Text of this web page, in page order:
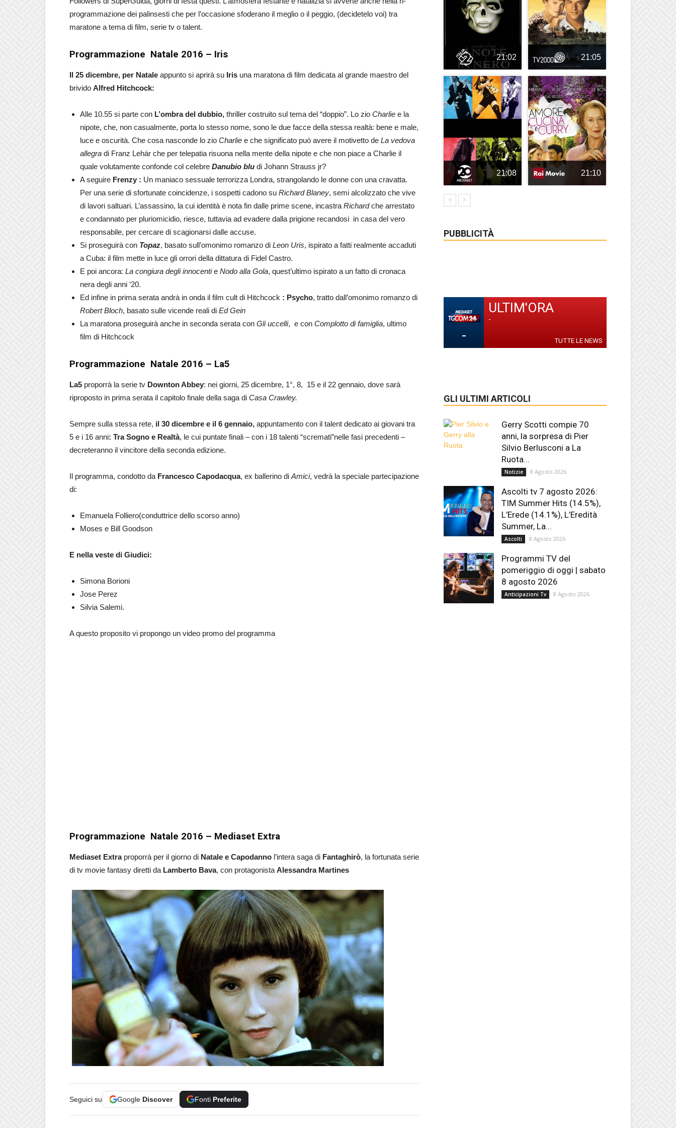
programmazione dei palinsesti che per l’occasione sfoderano il meglio o il peggio, (decidetelo voi) tra
maratone a tema di film, serie tv o talent.
Programmazione Natale 2016 – Iris
Il 25 dicembre, per Natale appunto si aprirà su Iris una maratona di film dedicata al grande maestro del
brivido Alfred Hitchcock:
Alle 10.55 si parte con L’ombra del dubbio, thriller costruito sul tema del “doppio”. Lo zio Charlie e la
nipote, che, non casualmente, porta lo stesso nome, sono le due facce della stessa realtà: bene e male,
luce e oscurità. Che cosa nasconde lo zio Charlie e che significato può avere il motivetto de La vedova
allegra di Franz Lehár che per telepatia risuona nella mente della nipote e che non piace a Charlie il
quale volutamente confonde col celebre Danubio blu di Johann Strauss jr?
A seguire Frenzy : Un maniaco sessuale terrorizza Londra, strangolando le donne con una cravatta.
Per una serie di sfortunate coincidenze, i sospetti cadono su Richard Blaney, semi alcolizzato che vive
di lavori saltuari. L’assassino, la cui identità è nota fin dalle prime scene, incastra Richardche arrestato
e condannato per pluriomicidio, riesce, tuttavia ad evadere dalla prigione recandosi in casa del vero
responsabile, per cercare di scagionarsi dalle accuse.
Si proseguirà con Topaz, basato sull’omonimo romanzo di Leon Uris, ispirato a fatti realmente accaduti
a Cuba: il film mette in luce gli orrori della dittatura di Fidel Castro.
E poi ancora: La congiura degli innocentie Nodo alla Gola, quest’ultimo ispirato a un fatto di cronaca
nera degli anni ‘20.
Ed infine in prima serata andrà in onda il film cult di Hitchcock : Psycho, tratto dall’omonimo romanzo di
Robert Bloch, basato sulle vicende reali di Ed Gein
La maratona proseguirà anche in seconda serata con Gli uccelli, e con Complotto di famiglia, ultimo
film di Hitchcock
Programmazione Natale 2016 – La5
La5 proporrà la serie tv Downton Abbey: nei giorni, 25 dicembre, 1°, 8, 15 e il 22 gennaio, dove sarà
riproposto in prima serata il capitolo finale della saga di Casa Crawley.
Sempre sulla stessa rete, il 30 dicembre e il 6 gennaio, appuntamento con il talent dedicato ai giovani tra
5 e i 16 anni: Tra Sogno e Realtà, le cui puntate finali – con i 18 talenti “scremati”nelle fasi precedenti –
decreteranno il vincitore della seconda edizione.
Il programma, condotto da Francesco Capodacqua, ex ballerino di Amici, vedrà la speciale partecipazione
di:
Emanuela Folliero(conduttrice dello scorso anno)
Moses e Bill Goodson
E nella veste di Giudici:
Simona Borioni
Jose Perez
Silvia Salemi.
A questo proposito vi propongo un video promo del programma
Programmazione Natale 2016 – Mediaset Extra
Mediaset Extraproporrà per il giorno di Natale e Capodanno l’intera saga di Fantaghirò, la fortunata serie
di tv movie fantasy diretti da Lamberto Bava, con protagonista Alessandra Martines
Seguici su Google Discover Fonti Preferite
21:02 21:05
21:08 21:10
PUBBLICITÀ
-
ULTIM'ORA
-
TUTTE LE NEWS
GLI ULTIMI ARTICOLI
Gerry Scotti compie 70
anni, la sorpresa di Pier
Silvio Berlusconi a La
Ruota...
Notizie 8 Agosto 2026
Ascolti tv 7 agosto 2026:
TIM Summer Hits (14.5%),
L’Erede (14.1%), L’Eredità
Summer, La...
Ascolti 8 Agosto 2026
Programmi TV del
pomeriggio di oggi | sabato
8 agosto 2026
Anticipazioni Tv 8 Agosto 2026